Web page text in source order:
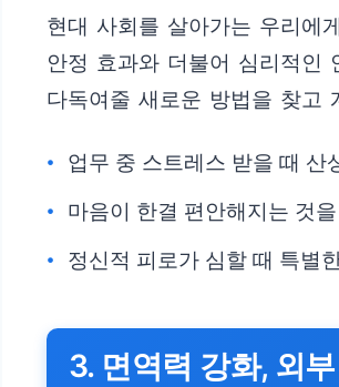
현대 사회를 살아가는 우리에
안정 효과와 더불어 심리적인
다독여줄 새로운 방법을 찾고
업무 중 스트레스 받을 때 산
마음이 한결 편안해지는 것
정신적 피로가 심할 때 특별
3. 면역력 강화, 외